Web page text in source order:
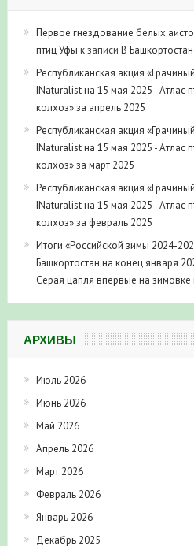
Первое гнездование белых
птиц Уфы к записи В
Республиканская акция
INaturalist на 15 мая 2025 - Атлас
колхоз» за апрель 2025
Республиканская акция
INaturalist на 15 мая 2025 - Атлас
колхоз» за март 2025
Республиканская акция
INaturalist на 15 мая 2025 - Атлас
колхоз» за февраль 2025
Итоги «Российской зимы 2024-
Башкортостан на конец января
Серая цапля впервые на зимовке
АРХИВЫ
Июль 2026
Июнь 2026
Май 2026
Апрель 2026
Март 2026
Февраль 2026
Январь 2026
Декабрь 2025